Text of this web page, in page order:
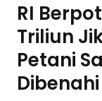
RI
Triliun
Petani
Dibenahi